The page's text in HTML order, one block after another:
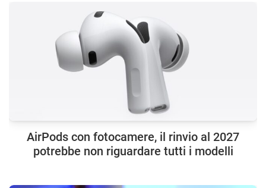
AirPods con fotocamere, il rinvio al 2027
potrebbe non riguardare tutti i modelli